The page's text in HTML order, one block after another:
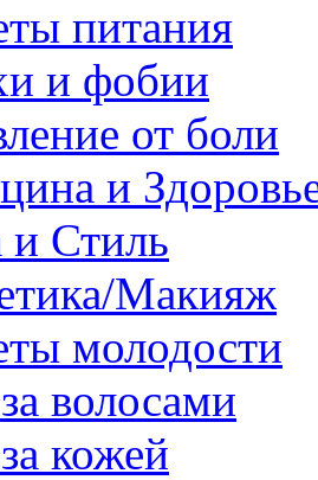
питания
и фобии
от боли
и
и Стиль
Макияж
молодости
волосами
кожей